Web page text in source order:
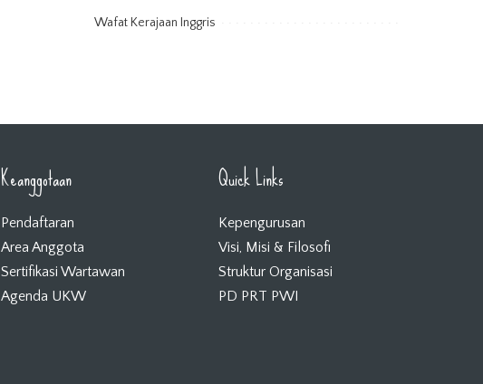
Wafat Kerajaan Inggris
Keanggotaan
Pendaftaran
Area Anggota
Sertifikasi Wartawan
Agenda UKW
Quick Links
Kepengurusan
Visi, Misi & Filosofi
Struktur Organisasi
PD PRT PWI